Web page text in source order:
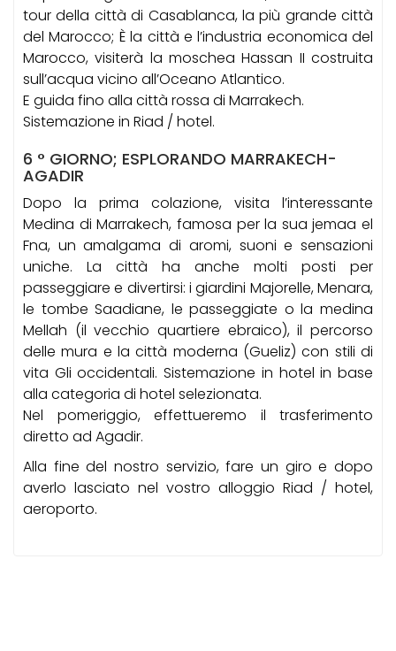
tour della città di Casablanca, la più grande città
del Marocco; È la città e l’industria economica del
Marocco, visiterà la moschea Hassan II costruita
sull’acqua vicino all’Oceano Atlantico.
E guida fino alla città rossa di Marrakech.
Sistemazione in Riad / hotel.
6 ° GIORNO; ESPLORANDO MARRAKECH-
AGADIR
Dopo la prima colazione, visita l’interessante
Medina di Marrakech, famosa per la sua jemaa el
Fna, un amalgama di aromi, suoni e sensazioni
uniche. La città ha anche molti posti per
passeggiare e divertirsi: i giardini Majorelle, Menara,
le tombe Saadiane, le passeggiate o la medina
Mellah (il vecchio quartiere ebraico), il percorso
delle mura e la città moderna (Gueliz) con stili di
vita Gli occidentali. Sistemazione in hotel in base
alla categoria di hotel selezionata.
Nel pomeriggio, effettueremo il trasferimento
diretto ad Agadir.
Alla fine del nostro servizio, fare un giro e dopo
averlo lasciato nel vostro alloggio Riad / hotel,
aeroporto.